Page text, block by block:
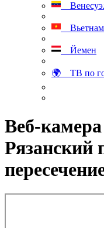
Вьетнам
Йемен
🌍 ТВ по
Веб-
Рязанский